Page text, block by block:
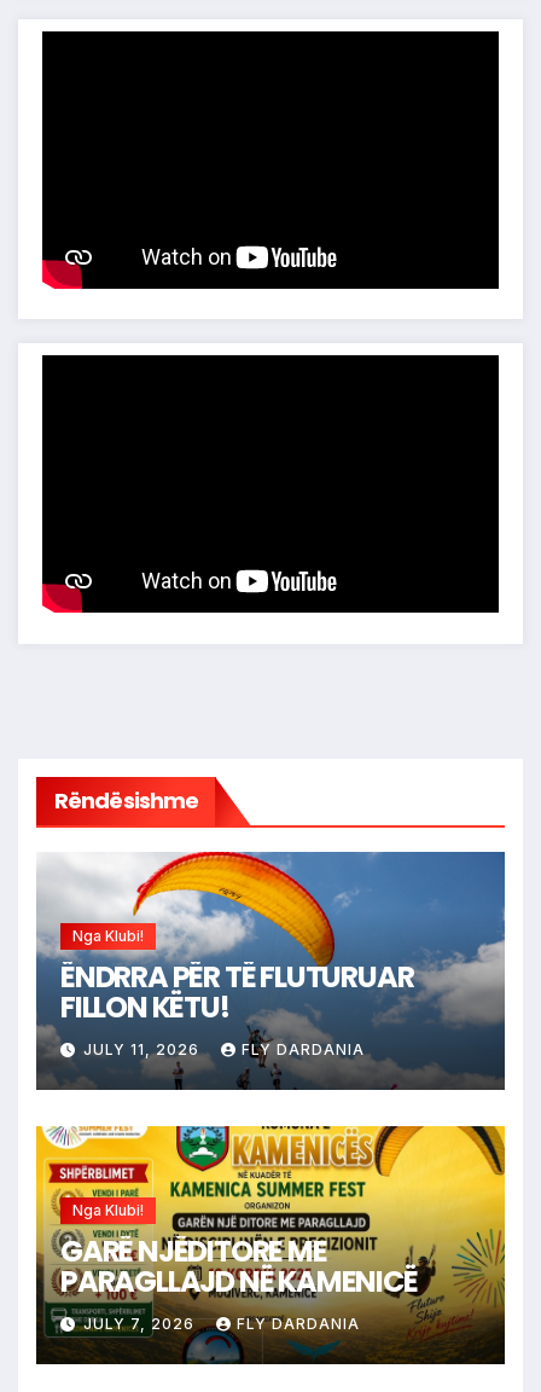
Rëndësishme
Nga Klubi!
ËNDRRA PËR TË FLUTURUAR
FILLON KËTU!
JULY 11, 2026 FLY DARDANIA
Nga Klubi!
GARË NJËDITORE ME
PARAGLLAJD NË KAMENICË
JULY 7, 2026 FLY DARDANIA